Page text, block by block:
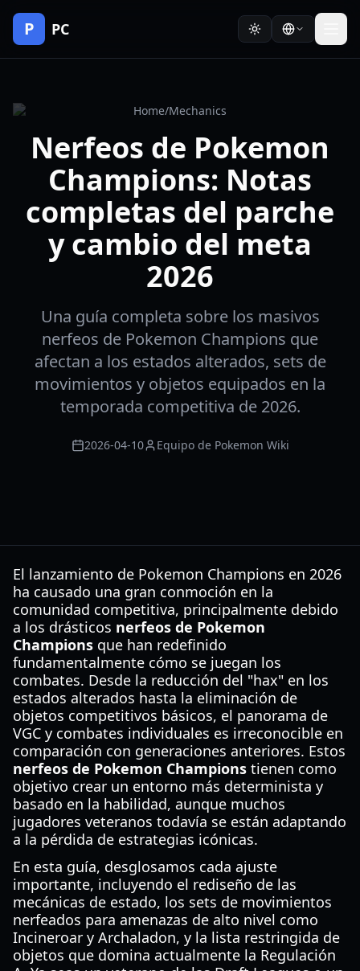
P PC
Home/Mechanics
Nerfeos de Pokemon
Champions: Notas
completas del parche
y cambio del meta
2026
Una guía completa sobre los masivos
nerfeos de Pokemon Champions que
afectan a los estados alterados, sets de
movimientos y objetos equipados en la
temporada competitiva de 2026.
2026-04-10 Equipo de Pokemon Wiki
El lanzamiento de Pokemon Champions en 2026
ha causado una gran conmoción en la
comunidad competitiva, principalmente debido
a los drásticos nerfeos de Pokemon
Champions que han redefinido
fundamentalmente cómo se juegan los
combates. Desde la reducción del "hax" en los
estados alterados hasta la eliminación de
objetos competitivos básicos, el panorama de
VGC y combates individuales es irreconocible en
comparación con generaciones anteriores. Estos
nerfeos de Pokemon Champions tienen como
objetivo crear un entorno más determinista y
basado en la habilidad, aunque muchos
jugadores veteranos todavía se están adaptando
a la pérdida de estrategias icónicas.
En esta guía, desglosamos cada ajuste
importante, incluyendo el rediseño de las
mecánicas de estado, los sets de movimientos
nerfeados para amenazas de alto nivel como
Incineroar y Archaladon, y la lista restringida de
objetos que domina actualmente la Regulación